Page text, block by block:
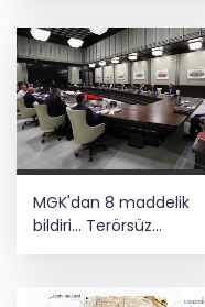
dönem
MGK'dan 8 maddelik
bildiri... Terörsüz
mesajı